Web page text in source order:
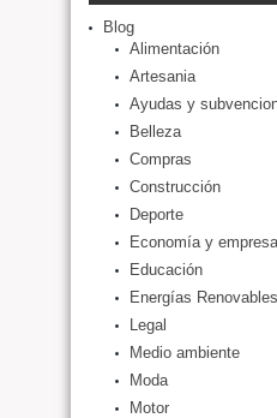
Blog
Alimentación
Artesania
Ayudas y
Belleza
Compras
Construcción
Deporte
Economía y empresa
Educación
Energías Renovables
Legal
Medio ambiente
Moda
Motor